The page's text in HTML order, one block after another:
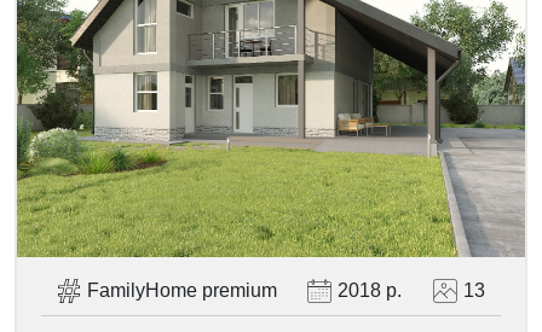
FamilyHome premium 2018 р. 13